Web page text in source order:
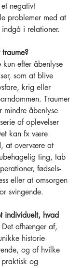
negativt
problemer med at
i relationer.
kun efter åbenlyse
som at blive
krig eller
Traumer
mindre åbenlyse
af oplevelser
kan fx være
at overvære at
ting, tab
fødsels-
eller at omsorgen
svingende.
individuelt, hvad
Det afhænger af,
historie
og af hvilke
og